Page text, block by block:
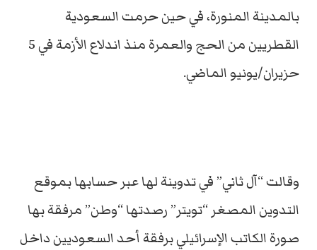
بالمدينة المنورة، في حين حرمت السعودية
القطريين من الحج والعمرة منذ اندلاع الأزمة في 5
حزيران/يونيو الماضي.
وقالت “آل ثاني” في تدوينة لها عبر حسابها بموقع
التدوين المصغر “تويتر” رصدتها “وطن” مرفقة بها
صورة الكاتب الإسرائيلي برفقة أحد السعوديين داخل